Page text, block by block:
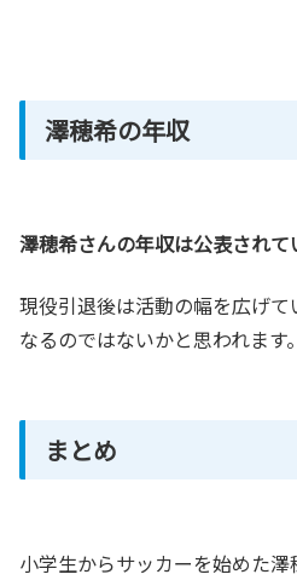
澤穂希の年収
澤穂希さんの年収は公表されて
現役引退後は活動の幅を広げ
なるのではないかと思われます。
まとめ
小学生からサッカーを始めた